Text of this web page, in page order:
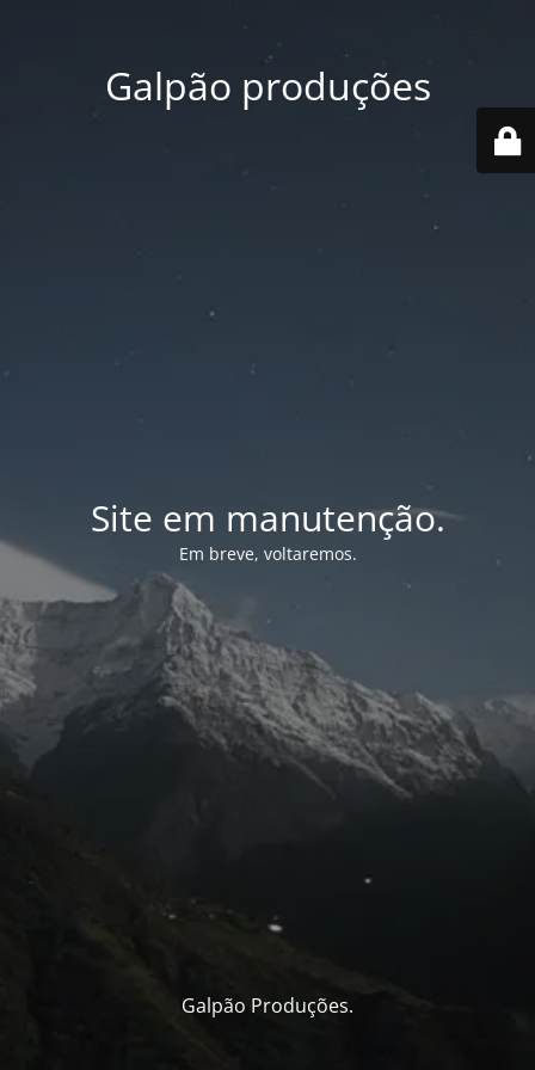
Galpão produções
Site em manutenção.
Em breve, voltaremos.
Galpão Produções.